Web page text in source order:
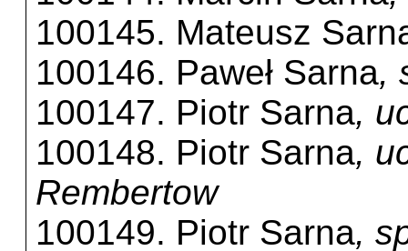
100145. Mateusz
100146. Paweł Sarna,
100147. Piotr Sarna,
100148. Piotr Sarna,
Rembertow
100149. Piotr Sarna,